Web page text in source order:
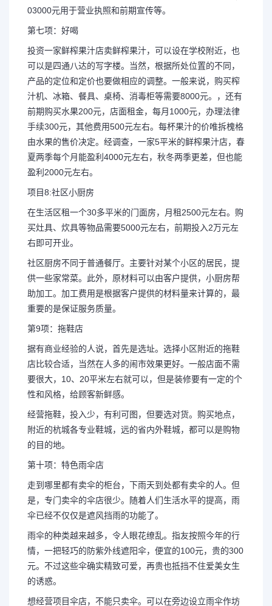
03000元用于营业执照和前期宣传等。
第七项：好喝
投资一家鲜榨果汁店卖鲜榨果汁，可以设在学校附近，也
可以是四通八达的写字楼。当然，根据所处位置的不同，
产品的定位和定价也要做相应的调整。一般来说，购买榨
汁机、冰箱、餐具、桌椅、消毒柜等需要8000元。，还有
前期购买水果200元，店面租金，每月1000元，办理法律
手续300元，其他费用500元左右。每杯果汁的价唯拆槐格
由水果的售价决定。经调查，一家5平米的鲜榨果汁店，春
夏两季每个月能盈利4000元左右，秋冬两季更差，但也能
盈利2000元左右。
项目8:社区小厨房
在生活区租一个30多平米的门面房，月租2500元左右。购
买灶具、炊具等物品需要5000元左右，前期投入2万元左
右即可开业。
社区厨房不同于普通餐厅。主要针对某个小区的居民，提
供一些家常菜。此外，原材料可以由客户提供，小厨房帮
助加工。加工费用是根据客户提供的材料量来计算的，最
重要的是保证服务质量。
第9项：拖鞋店
据有商业经验的人说，首先是选址。选择小区附近的拖鞋
店比较合适，当然在人多的闹市效果更好。一般店面不需
要很大，10、20平米左右就可以，但是装修要有一定的个
性和风格，给顾客新鲜感。
经营拖鞋，投入少，有利可图，但要选对货。购买地点，
附近的杭城各专业鞋城，远的省内外鞋城，都可以是购物
的目的地。
第十项：特色雨伞店
走到哪里都有卖伞的柜台，下雨天到处都有卖伞的人。但
是，专门卖伞的伞店很少。随着人们生活水平的提高，雨
伞已经不仅仅是遮风挡雨的功能了。
雨伞的种类越来越多，令人眼花缭乱。指友按照今年的行
情，一把轻巧的防紫外线遮阳伞，便宜的100元，贵的300
元。不过这些伞确实精致可爱，再贵也抵挡不住爱美女生
的诱惑。
想经营项目伞店，不能只卖伞。可以在旁边设立雨伞作坊